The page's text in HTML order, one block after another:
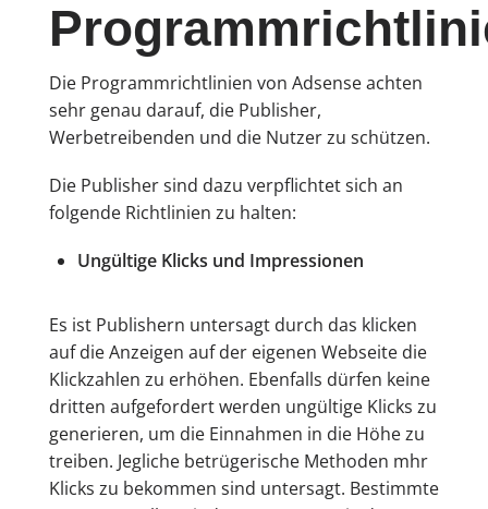
Die Programmrichtlinien von Adsense achten
sehr genau darauf, die Publisher,
Werbetreibenden und die Nutzer zu schützen.
Die Publisher sind dazu verpflichtet sich an
folgende Richtlinien zu halten:
Ungültige Klicks und Impressionen
Es ist Publishern untersagt durch das klicken
auf die Anzeigen auf der eigenen Webseite die
Klickzahlen zu erhöhen. Ebenfalls dürfen keine
dritten aufgefordert werden ungültige Klicks zu
generieren, um die Einnahmen in die Höhe zu
treiben. Jegliche betrügerische Methoden mhr
Klicks zu bekommen sind untersagt. Bestimmte